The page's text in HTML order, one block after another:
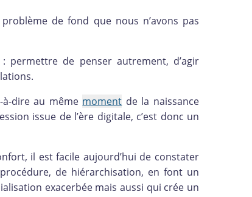
de fond que nous n’avons pas
permettre de penser autrement, d’agir
à-dire au même moment de la naissance
issue de l’ère digitale, c’est donc un
il est facile aujourd’hui de constater
de hiérarchisation, en font un
exacerbée mais aussi qui crée un